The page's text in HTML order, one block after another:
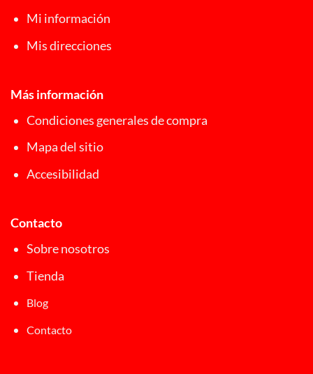
Mi información
Mis direcciones
Más información
Condiciones generales de compra
Mapa del sitio
Accesibilidad
Contacto
Sobre nosotros
Tienda
Blog
Contacto